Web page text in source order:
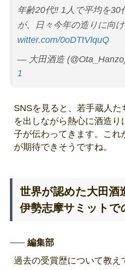
年齢20代‼️ 1人で平均を30
が、日々今年の造りに向
witter.com/0oDTtVlquQ
— 大田酒造
1
SNSを見ると、若手蔵人た
を出しながら熱心に酒造り
子が伝わってきます。これ
が期待できそうですね。
世界が認めた大田酒
伊勢志摩サミットで
編集部
過去の受賞歴について教え